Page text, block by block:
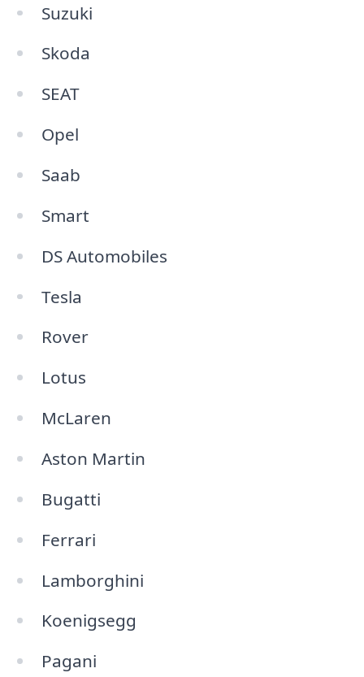
Suzuki
Skoda
SEAT
Opel
Saab
Smart
DS Automobiles
Tesla
Rover
Lotus
McLaren
Aston Martin
Bugatti
Ferrari
Lamborghini
Koenigsegg
Pagani